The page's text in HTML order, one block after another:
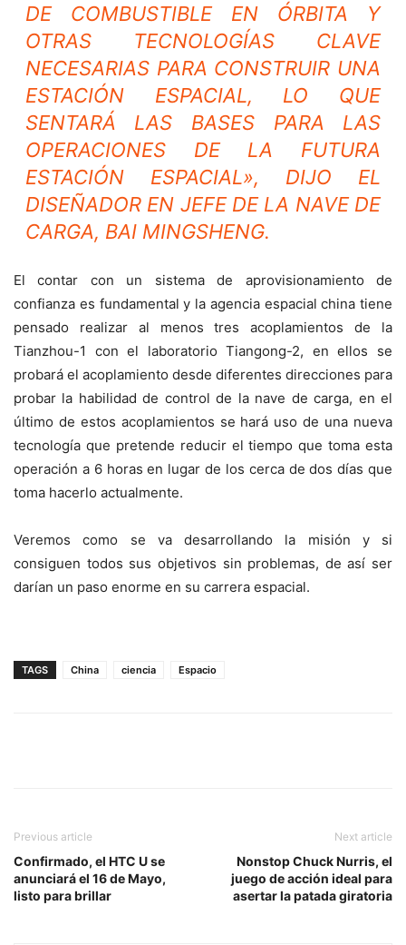
DE COMBUSTIBLE EN ÓRBITA Y
OTRAS TECNOLOGÍAS CLAVE
NECESARIAS PARA CONSTRUIR UNA
ESTACIÓN ESPACIAL, LO QUE
SENTARÁ LAS BASES PARA LAS
OPERACIONES DE LA FUTURA
ESTACIÓN ESPACIAL», DIJO EL
DISEÑADOR EN JEFE DE LA NAVE DE
CARGA, BAI MINGSHENG.
El contar con un sistema de aprovisionamiento de
confianza es fundamental y la agencia espacial china tiene
pensado realizar al menos tres acoplamientos de la
Tianzhou-1 con el laboratorio Tiangong-2, en ellos se
probará el acoplamiento desde diferentes direcciones para
probar la habilidad de control de la nave de carga, en el
último de estos acoplamientos se hará uso de una nueva
tecnología que pretende reducir el tiempo que toma esta
operación a 6 horas en lugar de los cerca de dos días que
toma hacerlo actualmente.
Veremos como se va desarrollando la misión y si
consiguen todos sus objetivos sin problemas, de así ser
darían un paso enorme en su carrera espacial.
TAGS China ciencia Espacio
Previous article
Confirmado, el HTC U se
anunciará el 16 de Mayo,
listo para brillar
Next article
Nonstop Chuck Nurris, el
juego de acción ideal para
asertar la patada giratoria